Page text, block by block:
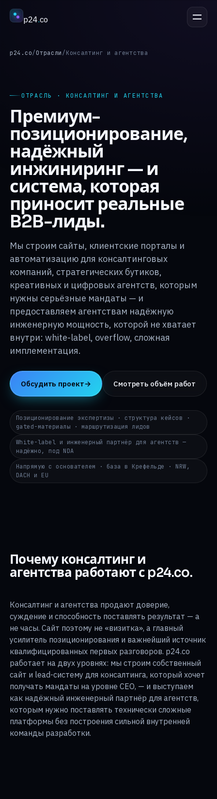
p24.co
ОБСУДИТЬ ПРОЕКТ
Отрасли
↳ Процесс
↳ Кейсы
↳ База знаний
↳ О p24
→ Контакты
DEENRU i@p24.co
p24.co/Отрасли/Консалтинг и агентства
ОТРАСЛЬ · КОНСАЛТИНГ И АГЕНТСТВА
Премиум-
позиционирование,
надёжный
инжиниринг — и
система, которая
приносит реальные
B2B-лиды.
Мы строим сайты, клиентские порталы и
автоматизацию для консалтинговых
компаний, стратегических бутиков,
креативных и цифровых агентств, которым
нужны серьёзные мандаты — и
предоставляем агентствам надёжную
инженерную мощность, которой не хватает
внутри: white-label, overflow, сложная
имплементация.
Обсудить проект→ Смотреть объём работ
Позиционирование экспертизы · структура кейсов ·
gated-материалы · маршрутизация лидов
White-label и инженерный партнёр для агентств —
надёжно, под NDA
Напрямую с основателем · база в Крефельде · NRW,
DACH и EU
Почему консалтинг и
агентства работают с p24.co.
Консалтинг и агентства продают доверие,
суждение и способность поставлять результат — а
не часы. Сайт поэтому не «визитка», а главный
усилитель позиционирования и важнейший источник
квалифицированных первых разговоров. p24.co
работает на двух уровнях: мы строим собственный
сайт и lead-систему для консалтинга, который хочет
получать мандаты на уровне CEO, — и выступаем
как надёжный инженерный партнёр для агентств,
которым нужно поставлять технически сложные
платформы без построения сильной внутренней
команды разработки.